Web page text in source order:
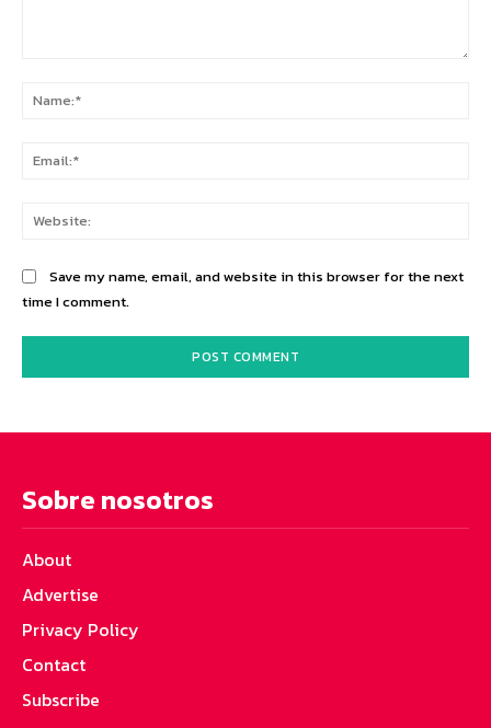
Save my name, email, and website in this browser for the next
time I comment.
Sobre nosotros
About
Advertise
Privacy Policy
Contact
Subscribe